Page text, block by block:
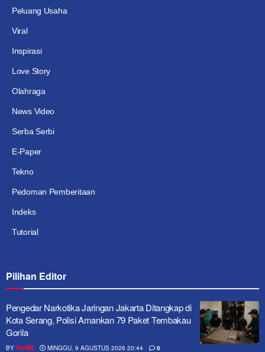
Peluang Usaha
Viral
Inspirasi
Love Story
Olahraga
News Video
Serba Serbi
E-Paper
Tekno
Pedoman Pemberitaan
Indeks
Tutorial
Pilihan Editor
Pengedar Narkotika Jaringan Jakarta Ditangkap di
Kota Serang, Polisi Amankan 79 Paket Tembakau
Gorila
BY FAHMI MINGGU, 9 AGUSTUS 2026 20:44 0